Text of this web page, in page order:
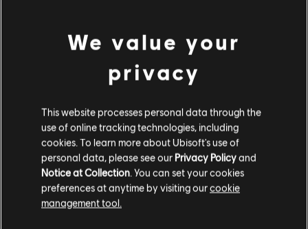
Small Acorns Pack
DLC
Trials Rising Acorns Pack Big
Big Acorns Pack
We value your
privacy
This website processes personal data through the
use of online tracking technologies, including
cookies. To learn more about Ubisoft's use of
personal data, please see our Privacy Policyand
Notice at Collection. You can set your cookies
preferences at anytime by visiting ourcookie
management tool.